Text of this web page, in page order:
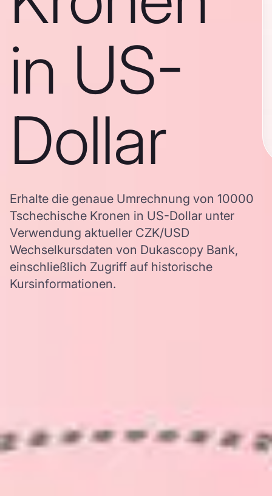
in US-
Dollar
Erhalte die genaue Umrechnung von 10000
Tschechische Kronen in US-Dollar unter
Verwendung aktueller CZK/USD
Wechselkursdaten von Dukascopy Bank,
einschließlich Zugriff auf historische
Kursinformationen.